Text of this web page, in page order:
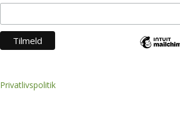
Privatlivspolitik